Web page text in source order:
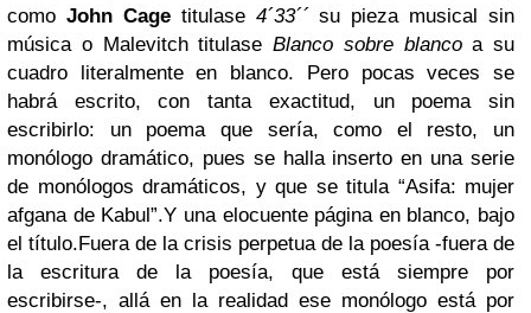
como John Cagetitulase 4´33´´su pieza musical sin
música o Malevitch titulase Blanco sobre blancoa su
cuadro literalmente en blanco. Pero pocas veces se
habrá escrito, con tanta exactitud, un poema sin
escribirlo: un poema que sería, como el resto, un
monólogo dramático, pues se halla inserto en una serie
de monólogos dramáticos, y que se titula “Asifa: mujer
afgana de Kabul”.Y una elocuente página en blanco, bajo
el título.Fuera de la crisis perpetua de la poesía -fuera de
la escritura de la poesía, que está siempre por
escribirse-, allá en la realidad ese monólogo está por